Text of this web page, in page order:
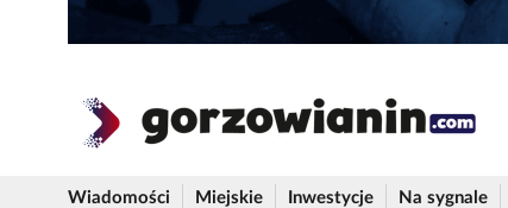
Wiadomości Miejskie Inwestycje Na sygnale